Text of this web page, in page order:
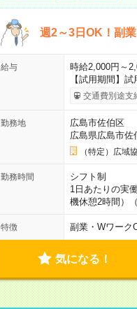
週2～3日OK！副
給与
時給2,000円～
【試用期間】
交通費別途支
勤務地
広島市佐伯区
広島県広島市
（特定）広
勤務時間
シフト制
1日あたりの実
機休憩2時間）
特徴 副業・Wワーク
気になる！